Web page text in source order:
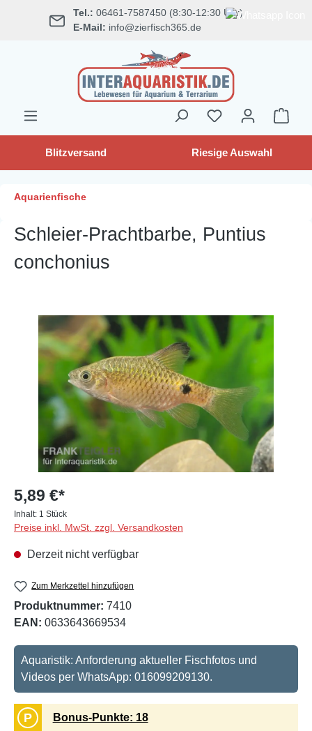
springen Tel.: 06461-7587450 (8:30-12:30 Uhr)
E-Mail: info@zierfisch365.de
Blitzversand Riesige Auswahl
Aquarienfische
Schleier-Prachtbarbe, Puntius
conchonius
Bildergalerie überspringen
5,89 €*
Inhalt: 1 Stück
Preise inkl. MwSt. zzgl. Versandkosten
Derzeit nicht verfügbar
Zum Merkzettel hinzufügen
Produktnummer: 7410
EAN: 0633643669534
Aquaristik: Anforderung aktueller Fischfotos und
Videos per WhatsApp: 016099209130.
P Bonus-Punkte: 18